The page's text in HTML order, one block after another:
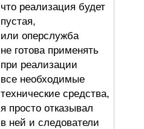
что реализация будет
пустая,
или оперслужба
не готова применять
при реализации
все необходимые
технические средства,
я просто отказывал
в ней и следователи